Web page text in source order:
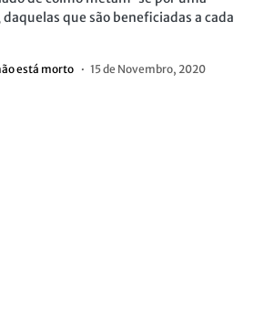
que são beneficiadas a cada
está morto 15 de Novembro, 2020